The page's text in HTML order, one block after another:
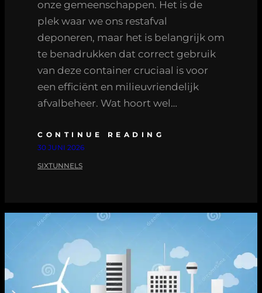
onze gemeenschappen. Het is de
plek waar we ons restafval
deponeren, maar het is belangrijk om
te benadrukken dat correct gebruik
van deze container cruciaal is voor
een efficiënt en milieuvriendelijk
afvalbeheer. Wat hoort wel…
CONTINUE READING
30 JUNI 2026
SIXTUNNELS